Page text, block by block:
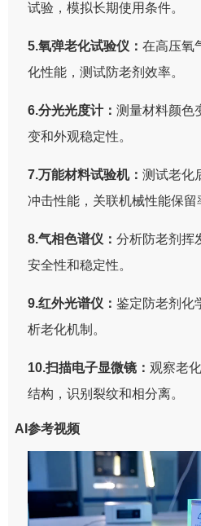
试验，模拟长期使用条件。
5.氧弹老化试验仪：在高压氧
化性能，测试防老剂效率。
6.分光光度计：测量材料颜色
变和外观稳定性。
7.万能材料试验机：测试老化
冲击性能，关联机械性能保留
8.气相色谱仪：分析防老剂挥
安全性和稳定性。
9.红外光谱仪：鉴定防老剂化
析老化机制。
10.扫描电子显微镜：观察老
结构，识别裂纹和相分离。
AI参考视频